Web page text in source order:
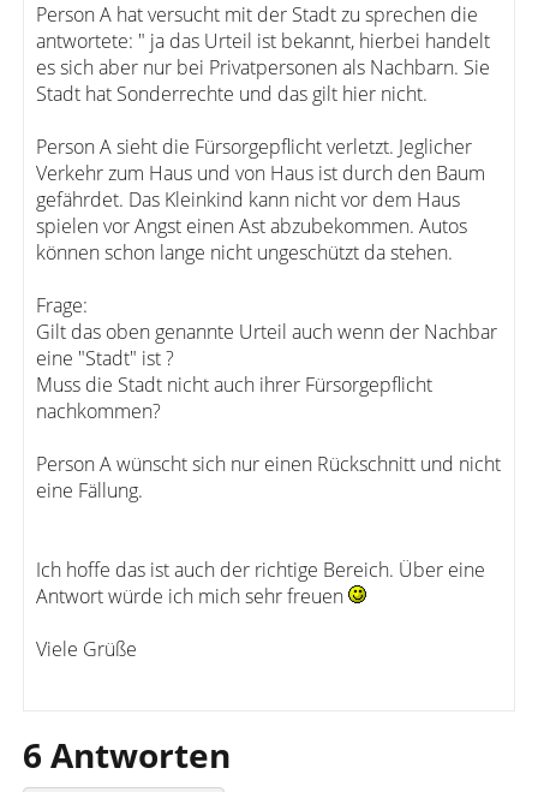
Person A hat versucht mit der Stadt zu sprechen die
antwortete: " ja das Urteil ist bekannt, hierbei handelt
es sich aber nur bei Privatpersonen als Nachbarn. Sie
Stadt hat Sonderrechte und das gilt hier nicht.
Person A sieht die Fürsorgepflicht verletzt. Jeglicher
Verkehr zum Haus und von Haus ist durch den Baum
gefährdet. Das Kleinkind kann nicht vor dem Haus
spielen vor Angst einen Ast abzubekommen. Autos
können schon lange nicht ungeschützt da stehen.
Frage:
Gilt das oben genannte Urteil auch wenn der Nachbar
eine "Stadt" ist ?
Muss die Stadt nicht auch ihrer Fürsorgepflicht
nachkommen?
Person A wünscht sich nur einen Rückschnitt und nicht
eine Fällung.
Ich hoffe das ist auch der richtige Bereich. Über eine
Antwort würde ich mich sehr freuen
Viele Grüße
6 Antworten